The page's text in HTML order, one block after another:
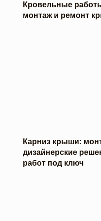
Кровельные
монтаж и ремонт
Карниз крыши:
дизайнерские
работ под ключ